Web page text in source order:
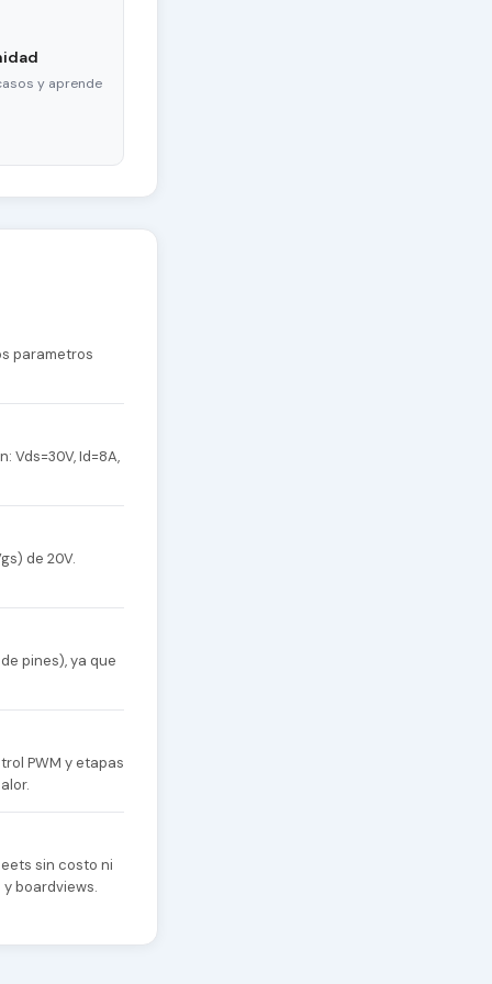
y aprende
parametros
Vds=30V, Id=8A,
de 20V.
pines), ya que
PWM y etapas
sin costo ni
boardviews.